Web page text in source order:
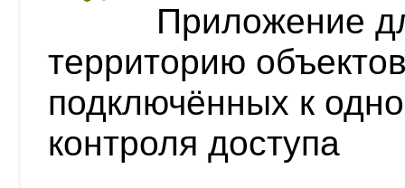
Приложение
территорию
подключённых к
контроля доступа